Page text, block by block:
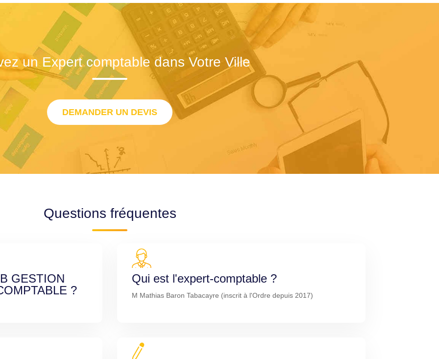
un Expert comptable dans Votre Ville
DEMANDER UN DEVIS
Questions fréquentes
GESTION
?
Qui est l'expert-comptable ?
M Mathias Baron Tabacayre (inscrit à l'Ordre depuis 2017)